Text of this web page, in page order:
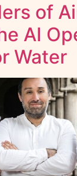
of
AI
Water